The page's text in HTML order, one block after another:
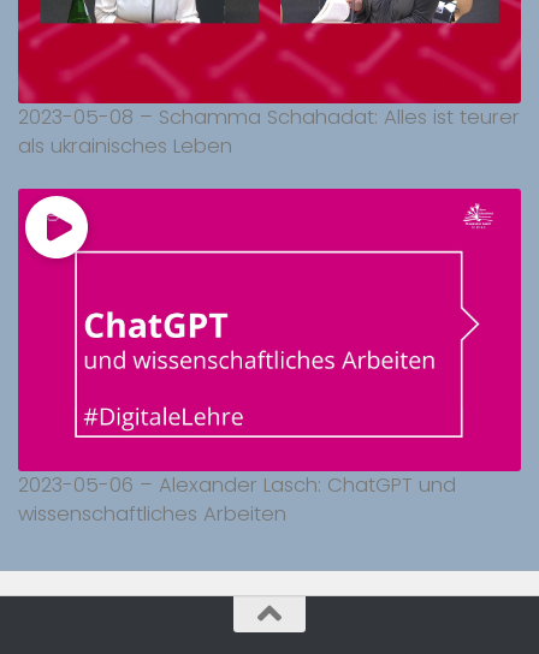
2023-05-08 – Schamma Schahadat: Alles ist teurer
als ukrainisches Leben
2023-05-06 – Alexander Lasch: ChatGPT und
wissenschaftliches Arbeiten